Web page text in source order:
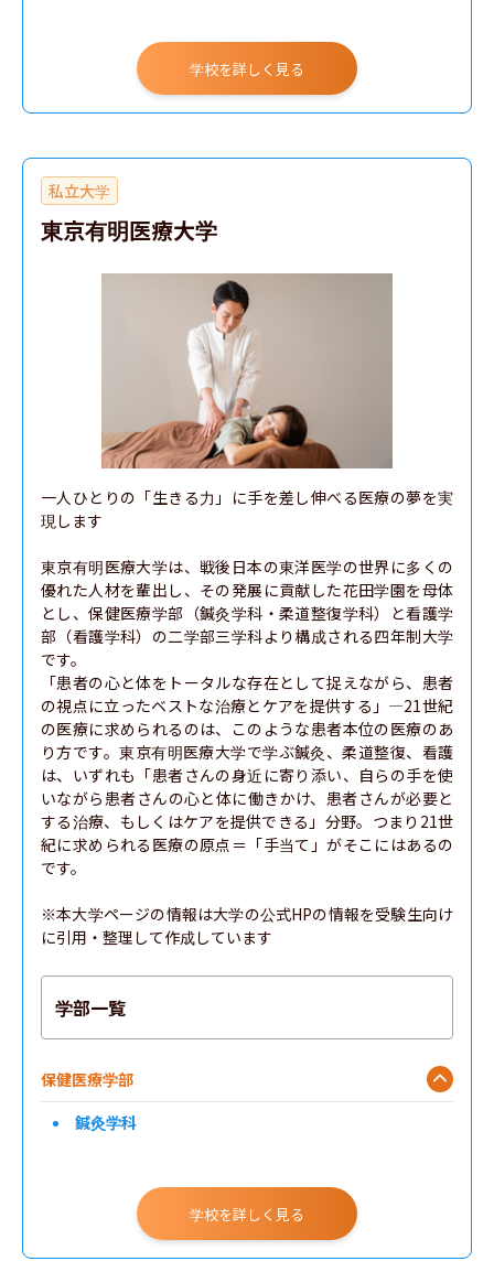
学校を詳しく見る
私立大学
東京有明医療大学
一人ひとりの「生きる力」に手を差し伸べる医療の夢を実
現します
東京有明医療大学は、戦後日本の東洋医学の世界に多くの
優れた人材を輩出し、その発展に貢献した花田学園を母体
とし、保健医療学部（鍼灸学科・柔道整復学科）と看護学
部（看護学科）の二学部三学科より構成される四年制大学
です。
「患者の心と体をトータルな存在として捉えながら、患者
の視点に立ったベストな治療とケアを提供する」―21世紀
の医療に求められるのは、このような患者本位の医療のあ
り方です。東京有明医療大学で学ぶ鍼灸、柔道整復、看護
は、いずれも「患者さんの身近に寄り添い、自らの手を使
いながら患者さんの心と体に働きかけ、患者さんが必要と
する治療、もしくはケアを提供できる」分野。つまり21世
紀に求められる医療の原点＝「手当て」がそこにはあるの
です。
※本大学ページの情報は大学の公式HPの情報を受験生向け
に引用・整理して作成しています
学部一覧
保健医療学部
鍼灸学科
学校を詳しく見る